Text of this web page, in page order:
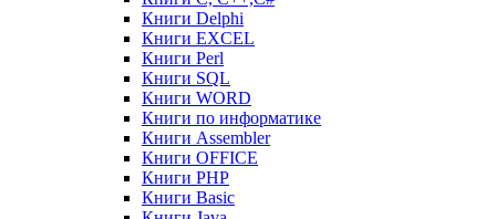
Книги Delphi
Книги EXCEL
Книги Perl
Книги SQL
Книги WORD
Книги по информатике
Книги Assembler
Книги OFFICE
Книги PHP
Книги Basic